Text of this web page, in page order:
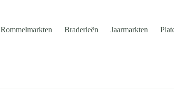
Rommelmarkten Braderieën Jaarmarkten